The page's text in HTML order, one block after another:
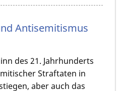
Antisemitismus
des 21. Jahrhunderts
Straftaten in
aber auch das